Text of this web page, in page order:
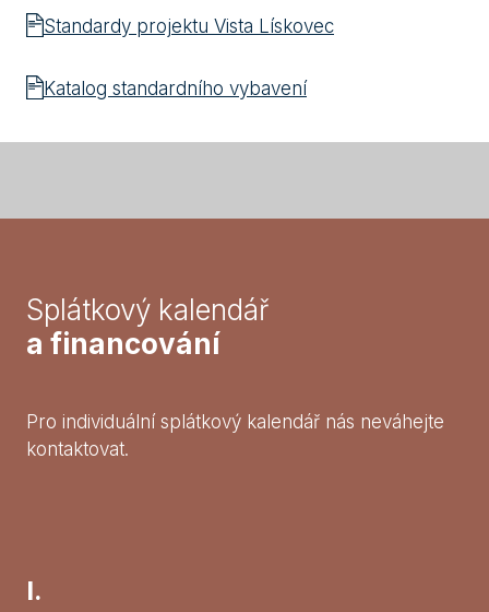
Standardy projektu Vista Lískovec
Katalog standardního vybavení
Splátkový kalendář
a financování
Pro individuální splátkový kalendář nás neváhejte
kontaktovat.
I.